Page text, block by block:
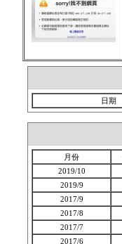
日期
月份
2019/10
2019/9
2017/9
2017/8
2017/7
2017/6